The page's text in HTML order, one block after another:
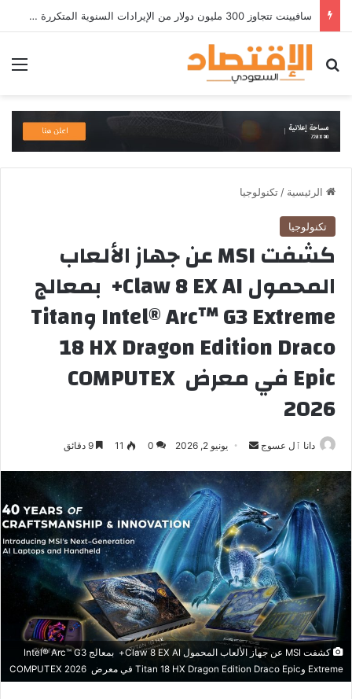
سافيينت تتجاوز 300 مليون دولار من الإيرادات السنوية المتكررة وتطلق منصة Zuma لأمن الهويات المؤسسية المعتمدة على الذكاء الاصطناعي
بحث عن
الرئيسية / تكنولوجيا
تكنولوجيا
كشفت MSI عن جهاز الألعاب
المحمول Claw 8 EX AI+ بمعالج
Intel® Arc™ G3 Extreme وTitan
18 HX Dragon Edition Draco
Epic في معرض COMPUTEX
2026
دانا ٱل عسوج
أرسل
إلكترونيا
يونيو 2, 2026 0
11
كشفت MSI عن جهاز الألعاب المحمول Claw 8 EX AI+ بمعالج Intel® Arc™ G3
Extreme وTitan 18 HX Dragon Edition Draco Epic في معرض COMPUTEX 2026